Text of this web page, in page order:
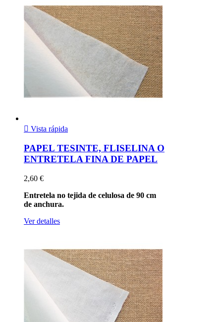
 Vista rápida
PAPEL TESINTE, FLISELINA O
ENTRETELA FINA DE PAPEL
2,60 €
Entretela no tejida de celulosa de 90 cm
de anchura.
Ver detalles